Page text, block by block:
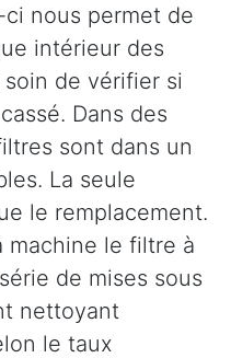
nous permet de
intérieur des
de vérifier si
Dans des
sont dans un
La seule
le remplacement.
machine le filtre à
de mises sous
nettoyant
le taux